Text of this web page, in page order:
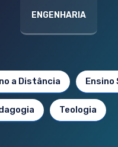
ENGENHARIA
a Distância Ensino
Teologia